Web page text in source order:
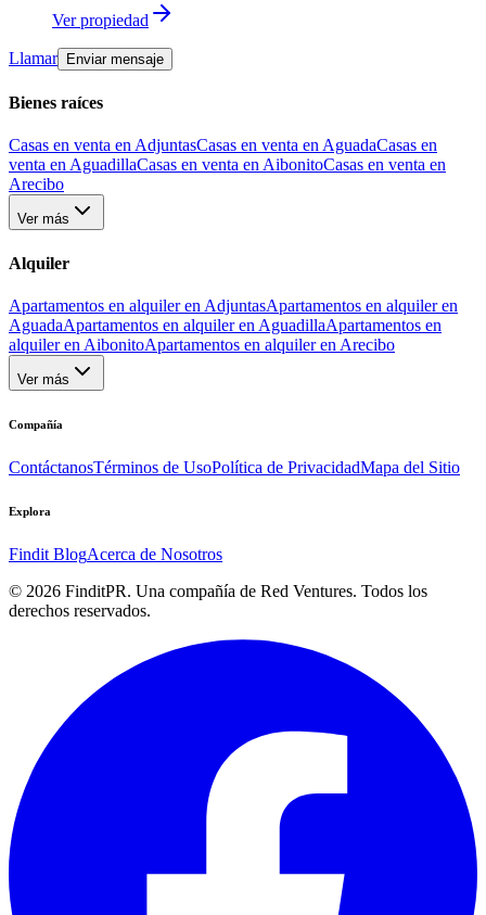
Ver propiedad
Llamar Enviar mensaje
Bienes raíces
Casas en venta en AdjuntasCasas en venta en AguadaCasas en
venta en AguadillaCasas en venta en AibonitoCasas en venta en
Arecibo
Ver más
Alquiler
Apartamentos en alquiler en AdjuntasApartamentos en alquiler en
AguadaApartamentos en alquiler en AguadillaApartamentos en
alquiler en AibonitoApartamentos en alquiler en Arecibo
Ver más
Compañía
ContáctanosTérminos de UsoPolítica de PrivacidadMapa del Sitio
Explora
Findit BlogAcerca de Nosotros
© 2026 FinditPR. Una compañía de Red Ventures. Todos los
derechos reservados.